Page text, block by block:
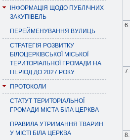
ІНФОРМАЦІЯ ЩОДО ПУБЛІЧНИХ
ЗАКУПІВЕЛЬ
ПЕРЕЙМЕНУВАННЯ ВУЛИЦЬ
СТРАТЕГІЯ РОЗВИТКУ
БІЛОЦЕРКІВСЬКОЇ МІСЬКОЇ
ТЕРИТОРІАЛЬНОЇ ГРОМАДИ НА
ПЕРІОД ДО 2027 РОКУ
ПРОТОКОЛИ
СТАТУТ ТЕРИТОРІАЛЬНОЇ
ГРОМАДИ МІСТА БІЛА ЦЕРКВА
ПРАВИЛА УТРИМАННЯ ТВАРИН
У МІСТІ БІЛА ЦЕРКВА
6.
7.
8.